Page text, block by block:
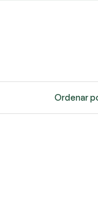
Ordenar